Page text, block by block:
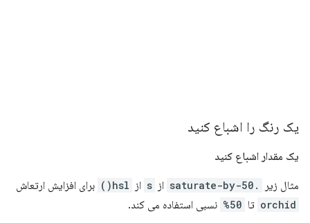
یک رنگ را اشباع کنید
یک مقدار اشباع کنید
مثال زیر .saturate-by-50 از s از hsl() برای افزایش ارتعاش
orchid تا 50% نسبی استفاده می کند.